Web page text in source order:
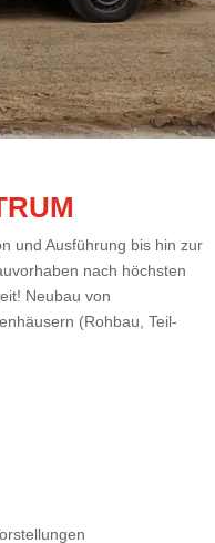
und Ausführung bis hin zur
nach höchsten
Neubau von
(Rohbau, Teil-